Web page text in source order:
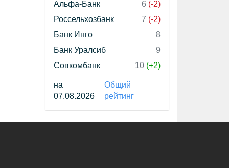
Альфа-Банк
6 (-2)
Россельхозбанк
7 (-2)
Банк Инго
8
Банк Уралсиб
9
Совкомбанк
10 (+2)
на
07.08.2026
Общий
рейтинг